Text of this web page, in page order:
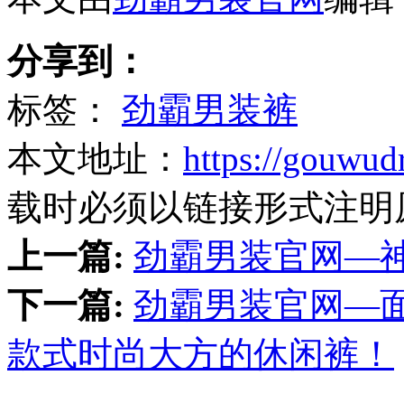
分享到：
标签： 劲霸男装裤
本文地址： https://
载时必须以链接形式注
上一篇: 劲霸男装官网—
下一篇: 劲霸男装官网—
款式时尚大方的休闲裤！